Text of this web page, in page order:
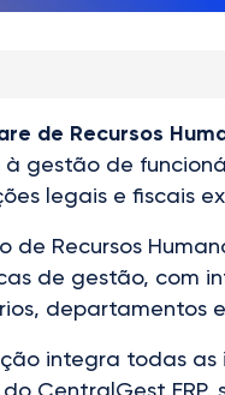
de Recursos
gestão de
legais e fiscais
de Recursos
de gestão, com
departamentos
integra todas as